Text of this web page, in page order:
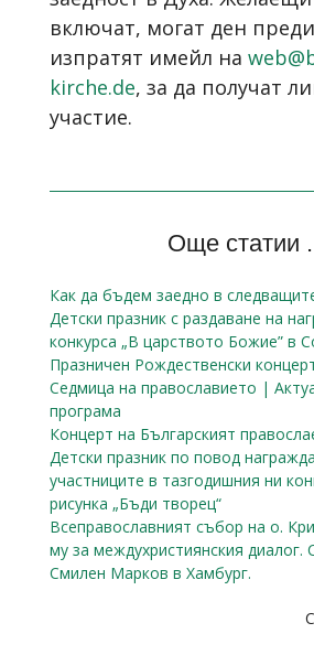
включат, могат ден
изпратят имейл на
kirche.de, за да получат
участие.
Още статии
Как да бъдем заедно в
Детски празник с раздаване на
конкурса „В царството Божие” в
Празничен Рождественски
Седмица на православието |
програма
Концерт на Българският
Детски празник по повод
участниците в тазгодишния ни
рисунка „Бъди творец“
Всеправославният събор на о.
му за междухристиянския диалог.
Смилен Марков в Хамбург.